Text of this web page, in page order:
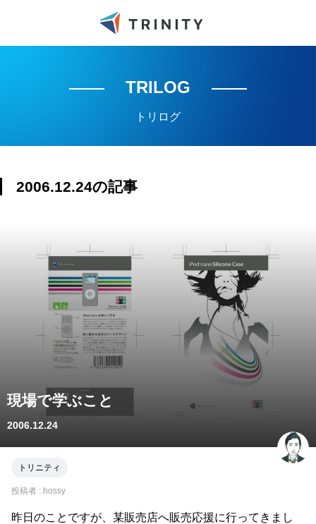
TRILOG
トリログ
2006.12.24の記事
現場で学ぶこと
2006.12.24
トリニティ
投稿者 : hossy
昨日のことですが、某販売店へ販売応援に行ってきまし